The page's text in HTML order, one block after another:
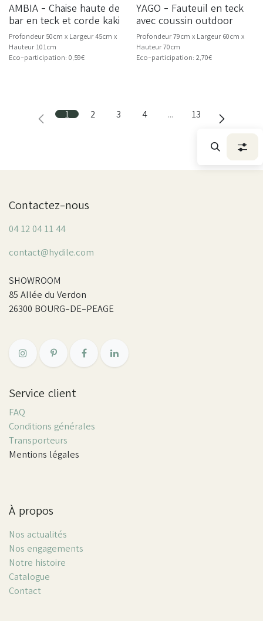
NOUVEAU
AMBIA - Chaise haute de
bar en teck et corde kaki
Profondeur 50cm x Largeur 45cm x
Hauteur 101cm
Eco-participation: 0,59€
Livraison dès 10/26
YAGO - Fauteuil en teck
avec coussin outdoor
Profondeur 79cm x Largeur 60cm x
Hauteur 70cm
Eco-participation: 2,70€
1 2 3 4 … 13
Contactez-nous
04 12 04 11 44
contact@hydile.com
SHOWROOM
85 Allée du Verdon
26300 BOURG-DE-PEAGE
Service client
FAQ
Conditions générales
Transporteurs
Mentions légales
À propos
Nos actualités
Nos engagements
Notre histoire
Catalogue
Contact